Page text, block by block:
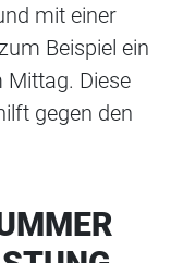
mit einer
Beispiel ein
Mittag. Diese
gegen den